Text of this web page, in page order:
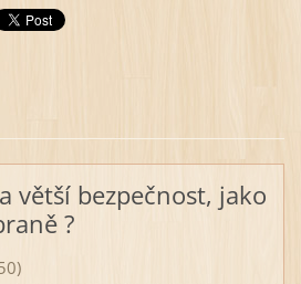
větší bezpečnost, jako
?